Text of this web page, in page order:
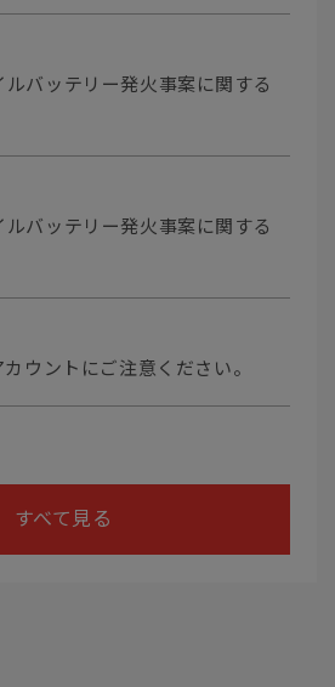
ルバッテリー発火事案に関する
ルバッテリー発火事案に関する
ウントにご注意ください。
すべて見る